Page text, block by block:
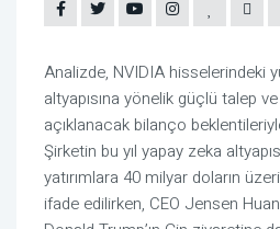
Analizde, NVIDIA hisselerindeki
altyapısına yönelik güçlü talep ve
açıklanacak bilanço
Şirketin bu yıl yapay zeka
yatırımlara 40 milyar doların
ifade edilirken, CEO Jensen